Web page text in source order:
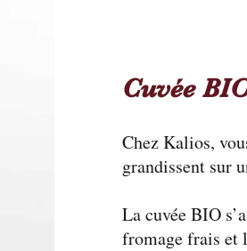
Cuvée
Chez Kalios,
grandissent sur
La cuvée BIO
fromage frais et